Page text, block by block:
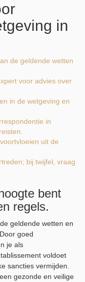
in
de geldende wetten
voor advies over
in de wetgeving en
in
uit de
bij twijfel, vraag
bent
regels.
geldende wetten en
goed
je als
voldoet
sancties vermijden.
gezonde en veilige